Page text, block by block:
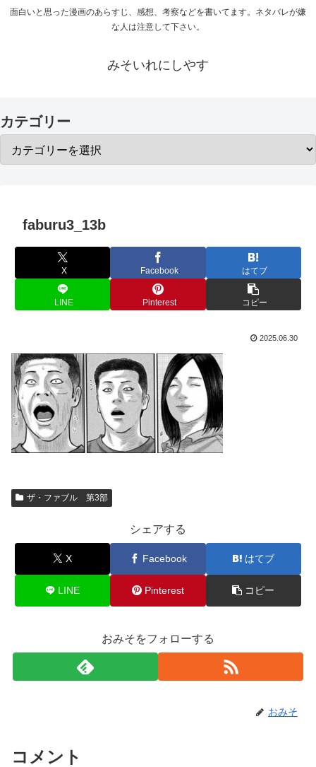
面白いと思った漫画のあらすじ、感想、考察などを書いてます。ネタバレが嫌
な人は注意して下さい。
みそいれにしやす
カテゴリー
faburu3_13b
X Facebook はてブ
LINE Pinterest コピー
2025.06.30
ザ・ファブル 第3部
シェアする
X Facebook はてブ
LINE Pinterest コピー
おみそをフォローする
おみそ
コメント